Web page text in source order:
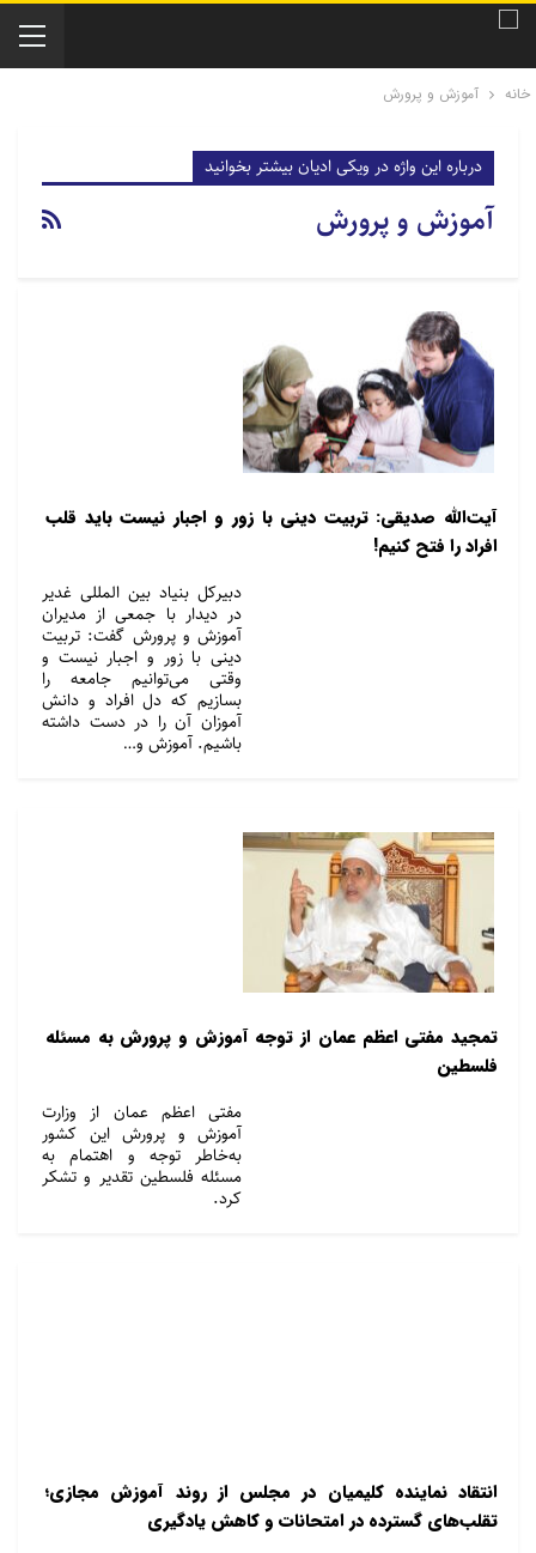
خانه آموزش و پرورش
درباره این واژه در ویکی ادیان بیشتر بخوانید
آموزش و پرورش
آیت‌الله صدیقی: تربیت دینی با زور و اجبار نیست باید قلب
افراد را فتح کنیم!
دبیرکل بنیاد بین المللی غدیر
در دیدار با جمعی از مدیران
آموزش و پرورش گفت: تربیت
دینی با زور و اجبار نیست و
وقتی می‌توانیم جامعه را
بسازیم که دل افراد و دانش
آموزان آن را در دست داشته
باشیم. آموزش و…
تمجید مفتی اعظم عمان از توجه آموزش و پرورش به مسئله
فلسطین
مفتی اعظم عمان از وزارت
آموزش و پرورش این کشور
به‌خاطر توجه و اهتمام به
مسئله فلسطین تقدیر و تشکر
کرد.
انتقاد نماینده کلیمیان در مجلس از روند آموزش مجازی؛
تقلب‌های گسترده در امتحانات و کاهش یادگیری